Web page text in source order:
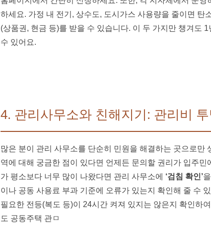
하세요. 가정 내 전기, 상수도, 도시가스 사용량을 줄이면 탄
(상품권, 현금 등)를 받을 수 있습니다. 이 두 가지만 챙겨도
수 있어요.
4. 관리사무소와 친해지기: 관리비
많은 분이 관리 사무소를 단순히 민원을 해결하는 곳으로만
역에 대해 궁금한 점이 있다면 언제든 문의할 권리가 입주민
가 평소보다 너무 많이 나왔다면 관리 사무소에 ‘검침 확인’
이나 공동 사용료 부과 기준에 오류가 있는지 확인해 줄 수
필요한 전등(복도 등)이 24시간 켜져 있지는 않은지 확인하
도 공동주택 관ㅁ